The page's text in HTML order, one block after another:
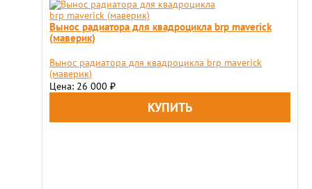
Вынос радиатора для квадроцикла brp maverick
(маверик)
Вынос радиатора для квадроцикла brp maverick
(маверик)
Цена: 26 000 ₽